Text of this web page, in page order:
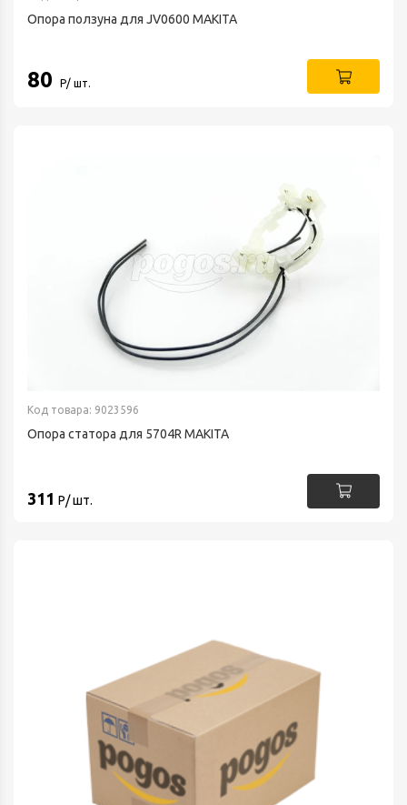
Опора ползуна для JV0600 MAKITA
80 Р/ шт.
Код товара: 9023596
Опора статора для 5704R MAKITA
311 Р/ шт.